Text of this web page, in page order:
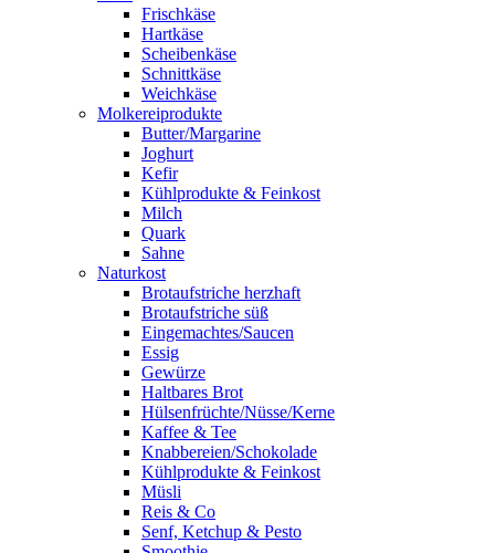
Frischkäse
Hartkäse
Scheibenkäse
Schnittkäse
Weichkäse
Molkereiprodukte
Butter/Margarine
Joghurt
Kefir
Kühlprodukte & Feinkost
Milch
Quark
Sahne
Naturkost
Brotaufstriche herzhaft
Brotaufstriche süß
Eingemachtes/Saucen
Essig
Gewürze
Haltbares Brot
Hülsenfrüchte/Nüsse/Kerne
Kaffee & Tee
Knabbereien/Schokolade
Kühlprodukte & Feinkost
Müsli
Reis & Co
Senf, Ketchup & Pesto